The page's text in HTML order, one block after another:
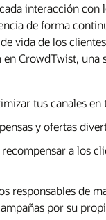
interacción con
de forma
vida de los
CrowdTwist, una
tus canales en
y ofertas
a los
responsables de
por su